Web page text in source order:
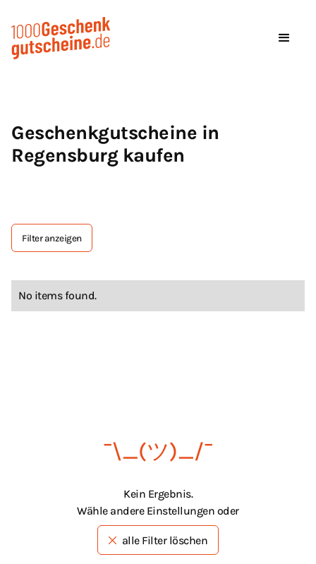
Geschenkgutscheine in
Regensburg kaufen
Filter anzeigen
No items found.
¯\_(ツ)_/¯
Kein Ergebnis.
Wähle andere Einstellungen oder
alle Filter löschen